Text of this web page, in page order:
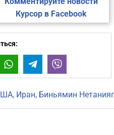
Курсор в Facebook
WhatsAppTelegram
Иран Биньямин